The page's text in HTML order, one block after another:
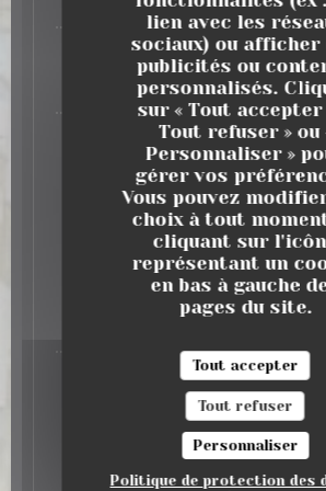
lien avec les
sociaux) ou afficher
publicités ou
personnalisés.
sur « Tout accepter
Tout refuser » ou
Personnaliser »
gérer vos
Vous pouvez
choix à tout
cliquant sur
représentant un
en bas à gauche
pages du site.
Tout accepter
Tout refuser
Personnaliser
Politique de protection des
Fish and Chips de
16,50 EUR
Cassolette d'Andouillette
Moutarde
18,50 EUR
LES FROMAGES
Brie de Meaux
Comté 12/18 Mois
5,00 EUR
LES DESSERTS
Au Bistro